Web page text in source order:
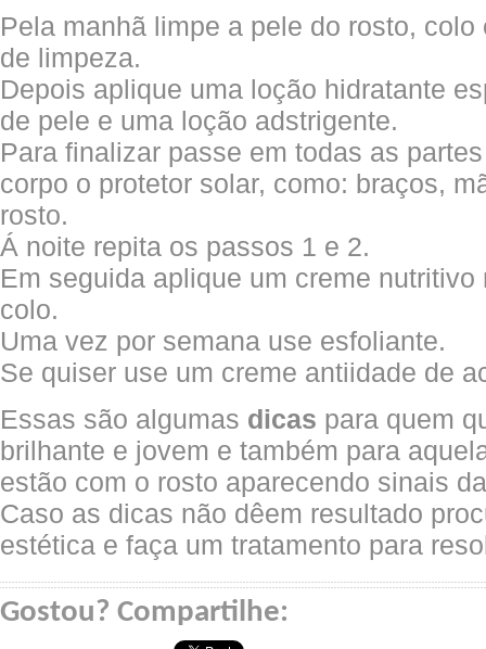
Pela manhã limpe a pele do rosto,
de limpeza.
Depois aplique uma loção hidratante
de pele e uma loção adstrigente.
Para finalizar passe em todas as
corpo o protetor solar, como: braços,
rosto.
Á noite repita os passos 1 e 2.
Em seguida aplique um creme
colo.
Uma vez por semana use esfoliante.
Se quiser use um creme antiidade de
Essas são algumas dicas para quem
brilhante e jovem e também para
estão com o rosto aparecendo sinais
Caso as dicas não dêem resultado
estética e faça um tratamento para
Gostou? Compartilhe: